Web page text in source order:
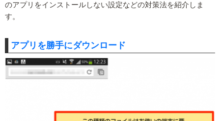
のアプリをインストールしない設定などの対策法を紹介しま
す。
アプリを勝手にダウンロード